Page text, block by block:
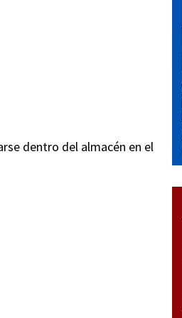
dentro del almacén en el